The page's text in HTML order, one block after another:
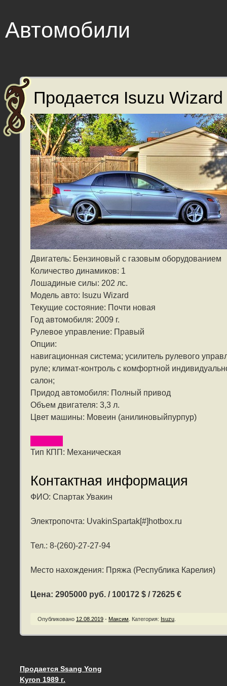
Автомобили
Продается Isuzu Wizard
Двигатель: Бензиновый с газовым оборудованием
Количество динамиков: 1
Лошадиные силы: 202 лс.
Модель авто: Isuzu Wizard
Текущие состояние: Почти новая
Год автомобиля: 2009 г.
Рулевое управление: Правый
Опции:
навигационная система; усилитель рулевого
руле; климат-контроль с комфортной
салон;
Придод автомобиля: Полный привод
Объем двигателя: 3,3 л.
Цвет машины: Мовеин (анилиновыйпурпур)
Тип КПП: Механическая
Контактная информация
ФИО: Спартак Увакин
Электропочта: UvakinSpartak[#]hotbox.ru
Тел.: 8-(260)-27-27-94
Место нахождения: Пряжа (Республика Карелия)
Цена: 2905000 руб. / 100172 $ / 72625 €
Опубликовано 12.08.2019 - Максим Категория: Isuzu
Запись навигация
Продается Ssang Yong
Kyron 1989 г.